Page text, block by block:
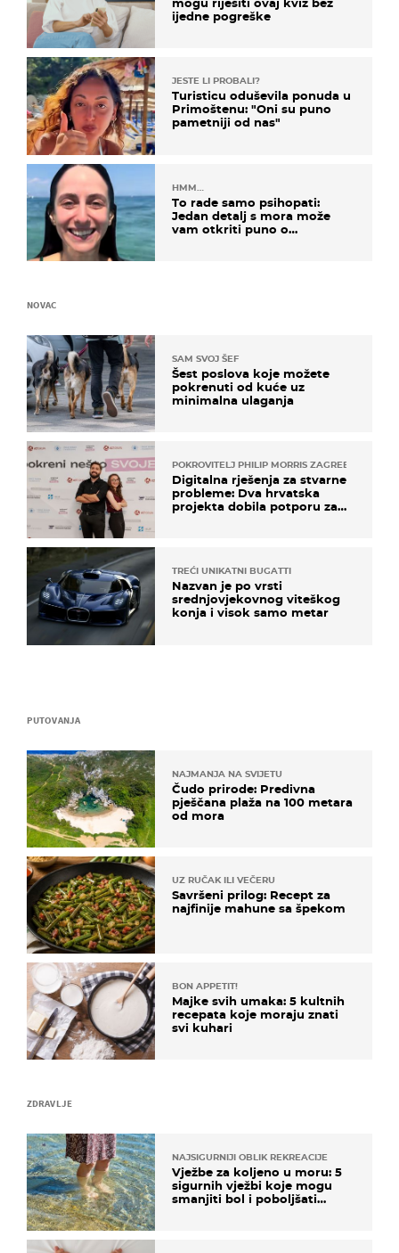
ZDRAVLJE
NAJSIGURNIJI OBLIK REKREACIJE
Vježbe za koljeno u moru: 5
sigurnih vježbi koje mogu
smanjiti bol i poboljšati
mogu riješiti ovaj kviz bez
ijedne pogreške
JESTE LI PROBALI?
Turisticu oduševila ponuda u
Primoštenu: "Oni su puno
pametniji od nas"
HMM…
To rade samo psihopati:
Jedan detalj s mora može
vam otkriti puno o
PUTOVANJA
NAJMANJA NA SVIJETU
Čudo prirode: Predivna
pješčana plaža na 100 metara
od mora
UZ RUČAK ILI VEČERU
Savršeni prilog: Recept za
najfinije mahune sa špekom
BON APPETIT!
Majke svih umaka: 5 kultnih
recepata koje moraju znati
svi kuhari
NOVAC
SAM SVOJ ŠEF
Šest poslova koje možete
pokrenuti od kuće uz
minimalna ulaganja
POKROVITELJ PHILIP MORRIS ZAGREB
Digitalna rješenja za stvarne
probleme: Dva hrvatska
projekta dobila potporu za
TREĆI UNIKATNI BUGATTI
Nazvan je po vrsti
srednjovjekovnog viteškog
konja i visok samo metar